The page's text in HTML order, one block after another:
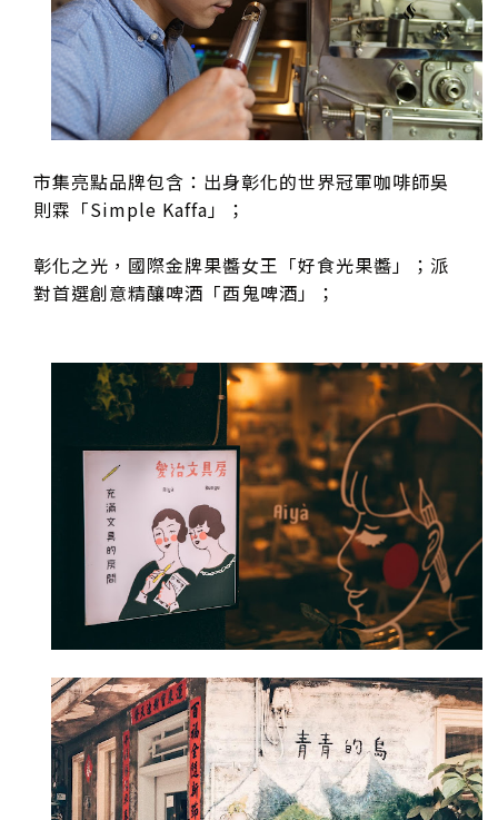
市集亮點品牌包含：出身彰化的世界冠軍咖啡師吳
則霖「Simple Kaffa」；
彰化之光，國際金牌果醬女王「好食光果醬」；派
對首選創意精釀啤酒「酉鬼啤酒」；